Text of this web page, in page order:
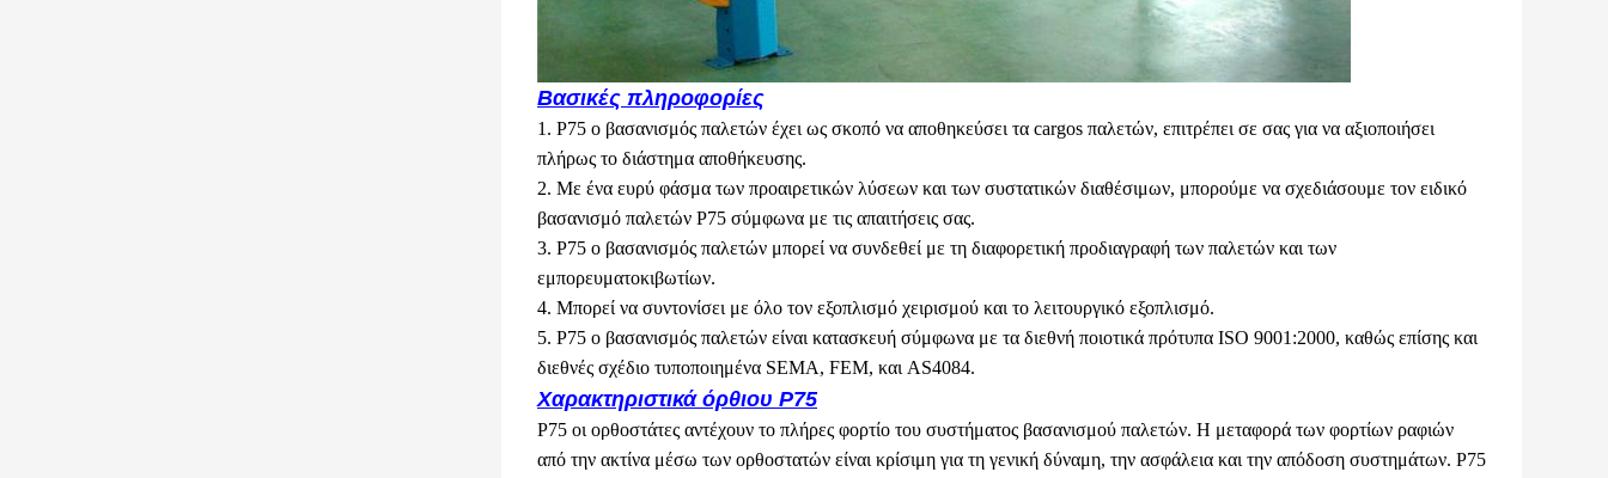
Βασικές πληροφορίες
1. P75 ο βασανισμός παλετών έχει ως σκοπό να αποθηκεύσει τα cargos παλετών, επιτρέπει σε σας για να αξιοποιήσει
πλήρως το διάστημα αποθήκευσης.
2. Με ένα ευρύ φάσμα των προαιρετικών λύσεων και των συστατικών διαθέσιμων, μπορούμε να σχεδιάσουμε τον ειδικό
βασανισμό παλετών P75 σύμφωνα με τις απαιτήσεις σας.
3. P75 ο βασανισμός παλετών μπορεί να συνδεθεί με τη διαφορετική προδιαγραφή των παλετών και των
εμπορευματοκιβωτίων.
4. Μπορεί να συντονίσει με όλο τον εξοπλισμό χειρισμού και το λειτουργικό εξοπλισμό.
5. P75 ο βασανισμός παλετών είναι κατασκευή σύμφωνα με τα διεθνή ποιοτικά πρότυπα ISO 9001:2000, καθώς επίσης και
διεθνές σχέδιο τυποποιημένα SEMA, FEM, και AS4084.
Χαρακτηριστικά όρθιου P75
P75 οι ορθοστάτες αντέχουν το πλήρες φορτίο του συστήματος βασανισμού παλετών. Η μεταφορά των φορτίων ραφιών
από την ακτίνα μέσω των ορθοστατών είναι κρίσιμη για τη γενική δύναμη, την ασφάλεια και την απόδοση συστημάτων. P75